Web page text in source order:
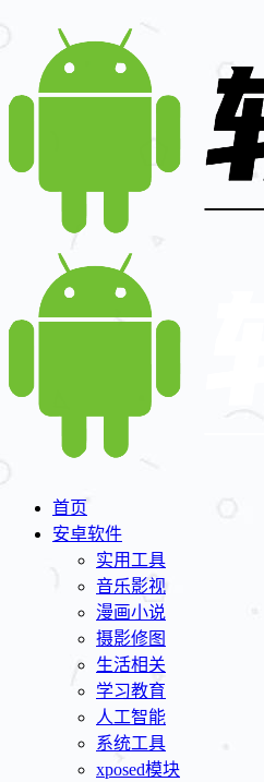
首页
安卓软件
实用工具
音乐影视
漫画小说
摄影修图
生活相关
学习教育
人工智能
系统工具
xposed模块